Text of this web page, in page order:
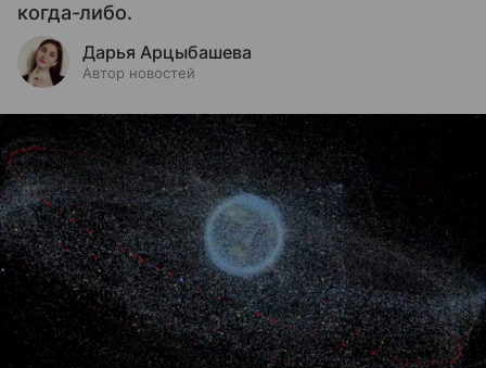
когда-либо.
Дарья Арцыбашева
Автор новостей